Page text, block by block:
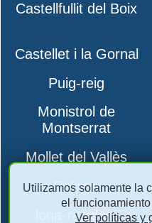
Castellfullit del Boix
Castellet i la Gornal
Puig-reig
Monistrol de
Montserrat
Mollet del Vallès
Polinyà
lona-rapidas-
Utilizamos solamente la
el
Ver políticas y